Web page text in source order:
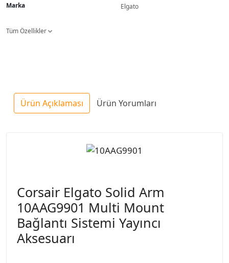
Marka Elgato
Tüm Özellikler
Ürün Açıklaması Ürün Yorumları
Corsair Elgato Solid Arm
10AAG9901 Multi Mount
Bağlantı Sistemi Yayıncı
Aksesuarı